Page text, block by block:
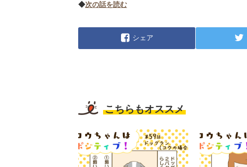
◆次の話を読む
シェア
こちらもオススメ